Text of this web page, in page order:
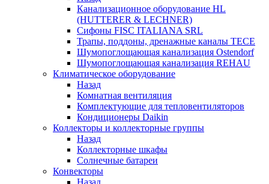
Канализационное оборудование HL
(HUTTERER & LECHNER)
Сифоны FISC ITALIANA SRL
Трапы, поддоны, дренажные каналы TECE
Шумопоглощающая канализация Ostendorf
Шумопоглощающая канализация REHAU
Климатическое оборудование
Назад
Комнатная вентиляция
Комплектующие для тепловентиляторов
Кондиционеры Daikin
Коллекторы и коллекторные группы
Назад
Коллекторные шкафы
Солнечные батареи
Конвекторы
Назад